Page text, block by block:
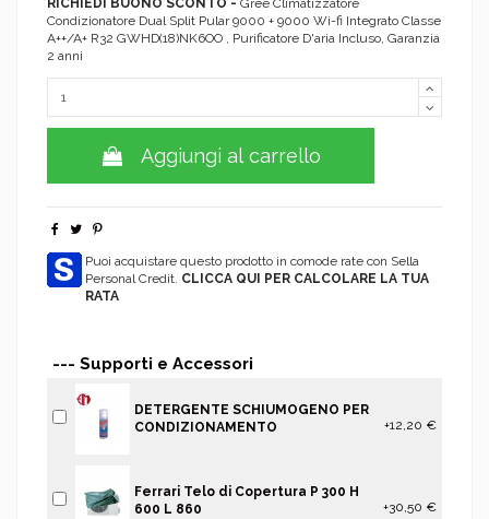
RICHIEDI BUONO SCONTO - Gree Climatizzatore
Condizionatore Dual Split Pular 9000 + 9000 Wi-fi Integrato Classe
A++/A+ R32 GWHD(18)NK6OO , Purificatore D'aria Incluso, Garanzia
2 anni
Aggiungi al carrello
Puoi acquistare questo prodotto in comode rate con Sella
Personal Credit. CLICCA QUI PER CALCOLARE LA TUA
RATA
--- Supporti e Accessori
DETERGENTE SCHIUMOGENO PER
CONDIZIONAMENTO
+12,20 €
Ferrari Telo di Copertura P 300 H
600 L 860
+30,50 €